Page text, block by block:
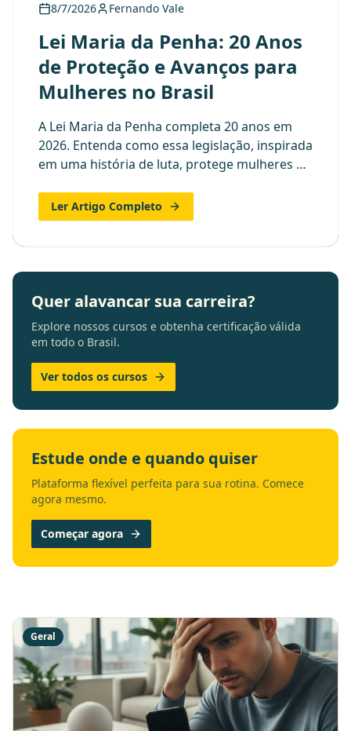
8/7/2026 Fernando Vale
Lei Maria da Penha: 20 Anos
de Proteção e Avanços para
Mulheres no Brasil
A Lei Maria da Penha completa 20 anos em
2026. Entenda como essa legislação, inspirada
em uma história de luta, protege mulheres da
Ler Artigo Completo
Quer alavancar sua carreira?
Explore nossos cursos e obtenha certificação válida
em todo o Brasil.
Ver todos os cursos
Estude onde e quando quiser
Plataforma flexível perfeita para sua rotina. Comece
agora mesmo.
Começar agora
Geral